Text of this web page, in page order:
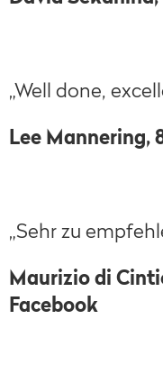
„Well done,
Lee Mannering,
„Sehr zu
Maurizio di
Facebook